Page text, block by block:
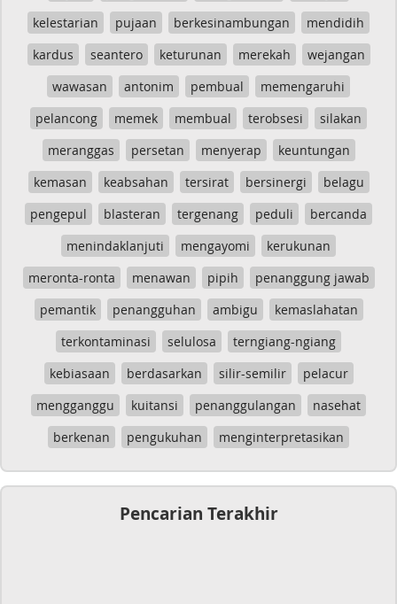
kelestarian
pujaan berkesinambungan
mendidih
kardus
seantero keturunan merekah
wejangan
wawasan
antonim pembual
memengaruhi
pelancong
memek membual terobsesi
silakan
meranggas
persetan menyerap
keuntungan
kemasan
keabsahan tersirat bersinergi
belagu
pengepul
blasteran tergenang peduli
bercanda
menindaklanjuti
mengayomi
kerukunan
meronta-ronta
menawan pipih
penanggung jawab
pemantik
penangguhan ambigu
kemaslahatan
terkontaminasi
selulosa
terngiang-ngiang
kebiasaan
berdasarkan silir-semilir
pelacur
mengganggu
kuitansi penanggulangan
nasehat
berkenan
pengukuhan menginterpretasikan
Pencarian Terakhir